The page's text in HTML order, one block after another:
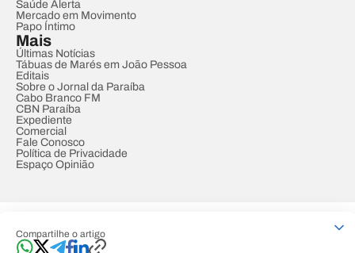
Compartilhe o artigo
Saúde Alerta
Mercado em Movimento
Papo Íntimo
Mais
Últimas Notícias
Tábuas de Marés em João Pessoa
Editais
Sobre o Jornal da Paraíba
Cabo Branco FM
CBN Paraíba
Expediente
Comercial
Fale Conosco
Política de Privacidade
Espaço Opinião